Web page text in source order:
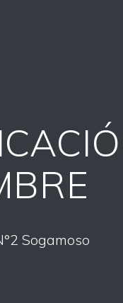
Sogamoso